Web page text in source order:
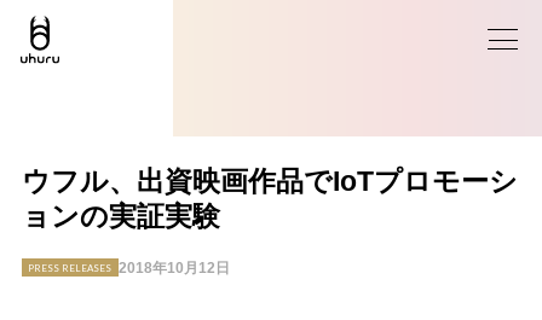
ウフル、出資映画作品でIoTプロモーシ
ョンの実証実験
PRESS RELEASES 2018年10月12日